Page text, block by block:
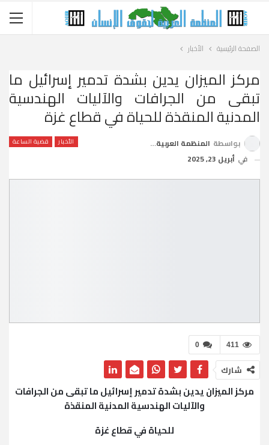
الصفحة الرئيسية الأخبار
مركز الميزان يدين بشدة تدمير إسرائيل ما
تبقى من الجرافات والآليات الهندسية
المدنية المنقذة للحياة في قطاع غزة
الأخبار قضية الساعة بواسطة المنظمة العربية لحقوق الإنسان
في أبريل 23, 2025
0 411
شارك
مركز الميزان يدين بشدة تدمير إسرائيل ما تبقى من الجرافات
والآليات الهندسية المدنية المنقذة
للحياة في قطاع غزة